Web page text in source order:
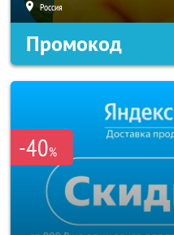
Россия
Промокод
-40%